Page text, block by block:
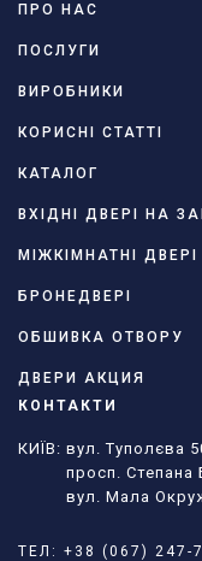
ПРО НАС
ПОСЛУГИ
ВИРОБНИКИ
КОРИСНІ СТАТТІ
КАТАЛОГ
ВХІДНІ ДВЕРІ НА
МІЖКІМНАТНІ ДВЕРІ
БРОНЕДВЕРІ
ОБШИВКА ОТВОРУ
ДВЕРИ АКЦИЯ
КОНТАКТИ
КИЇВ: вул. Туполєва
просп. Степана
вул. Мала
ТЕЛ: +38 (067) 247-